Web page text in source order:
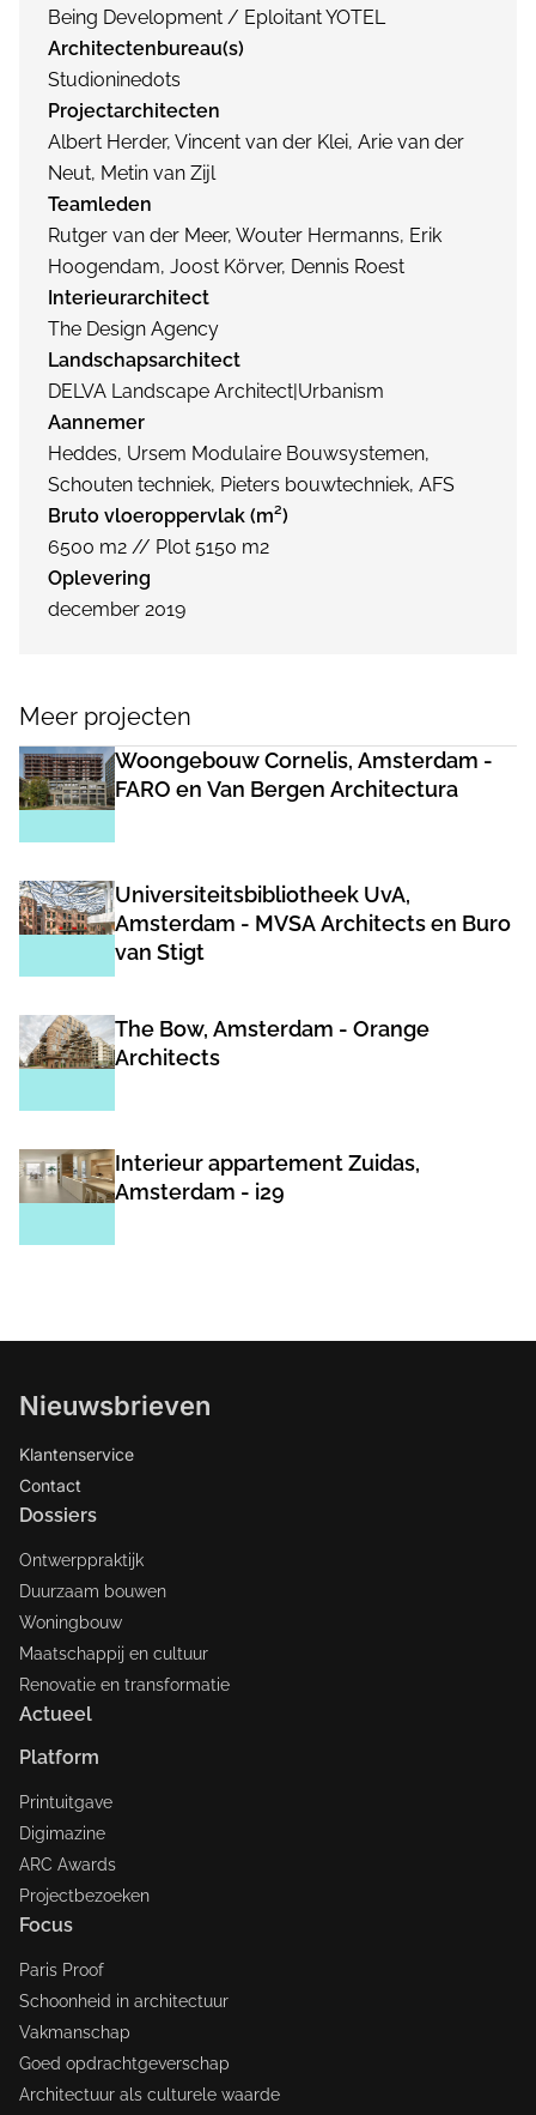
Being Development / Eploitant YOTEL
Architectenbureau(s)
Studioninedots
Projectarchitecten
Albert Herder, Vincent van der Klei, Arie van der
Neut, Metin van Zijl
Teamleden
Rutger van der Meer, Wouter Hermanns, Erik
Hoogendam, Joost Körver, Dennis Roest
Interieurarchitect
The Design Agency
Landschapsarchitect
DELVA Landscape Architect|Urbanism
Aannemer
Heddes, Ursem Modulaire Bouwsystemen,
Schouten techniek, Pieters bouwtechniek, AFS
Bruto vloeroppervlak (m²)
6500 m2 // Plot 5150 m2
Oplevering
december 2019
Meer projecten
Woongebouw Cornelis, Amsterdam -
FARO en Van Bergen Architectura
Universiteitsbibliotheek UvA,
Amsterdam - MVSA Architects en Buro
van Stigt
The Bow, Amsterdam - Orange
Architects
Interieur appartement Zuidas,
Amsterdam - i29
Nieuwsbrieven
Klantenservice
Contact
Dossiers
Ontwerppraktijk
Duurzaam bouwen
Woningbouw
Maatschappij en cultuur
Renovatie en transformatie
Actueel
Platform
Printuitgave
Digimazine
ARC Awards
Projectbezoeken
Focus
Paris Proof
Schoonheid in architectuur
Vakmanschap
Goed opdrachtgeverschap
Architectuur als culturele waarde